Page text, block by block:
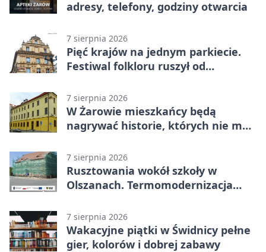
adresy, telefony, godziny otwarcia
7 sierpnia 2026
Pięć krajów na jednym parkiecie.
Festiwal folkloru ruszył od
7 sierpnia 2026
W Żarowie mieszkańcy będą
nagrywać historie, których nie ma
7 sierpnia 2026
Rusztowania wokół szkoły w
Olszanach. Termomodernizacja
7 sierpnia 2026
Wakacyjne piątki w Świdnicy pełne
gier, kolorów i dobrej zabawy